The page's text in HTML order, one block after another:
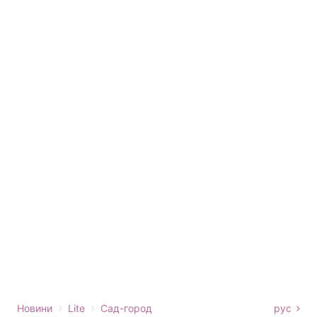
Новини › Lite › Сад-город рус